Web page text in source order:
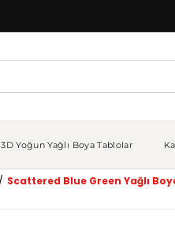
3D Yoğun Yağlı Boya Tablolar
Scattered Blue Green Yağlı